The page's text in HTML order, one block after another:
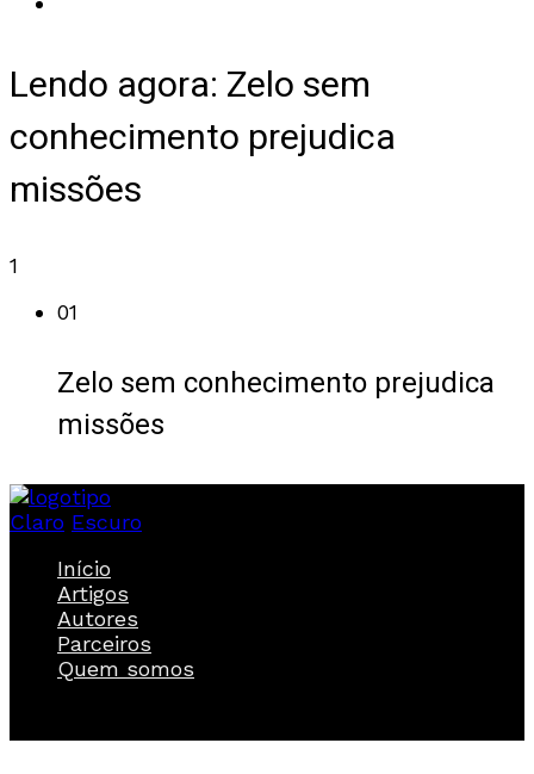
Lendo agora: Zelo sem
conhecimento prejudica
missões
1
01
Zelo sem conhecimento prejudica
missões
Claro Escuro
Início
Artigos
Autores
Parceiros
Quem somos